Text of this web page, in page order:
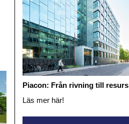
Piacon: Från rivning till resurs
Läs mer här!